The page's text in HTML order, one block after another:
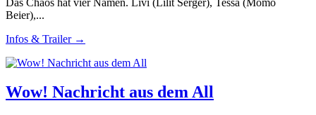
Beier),...
Infos & Trailer →
Wow! Nachricht aus dem All